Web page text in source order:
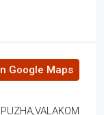
Google Maps